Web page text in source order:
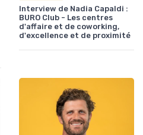
Interview de Nadia Capaldi :
BURO Club - Les centres
d'affaire et de coworking,
d'excellence et de proximité